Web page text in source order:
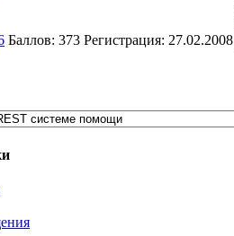
Баллов: 373 Регистрация: 27.02.2008